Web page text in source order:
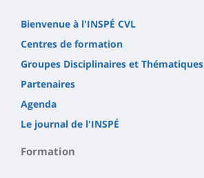
Bienvenue à l'INSPÉ CVL
Centres de formation
Groupes Disciplinaires et Thématiques
Partenaires
Agenda
Le journal de l'INSPÉ
Formation